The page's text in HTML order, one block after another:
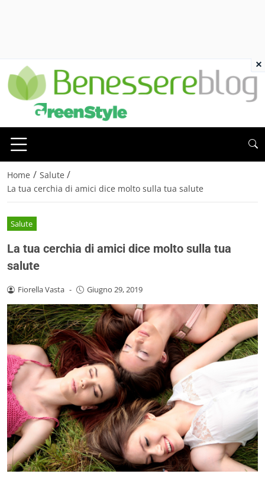
Home / Salute /
La tua cerchia di amici dice molto sulla tua salute
Salute
La tua cerchia di amici dice molto sulla tua
salute
Fiorella Vasta - Giugno 29, 2019
×